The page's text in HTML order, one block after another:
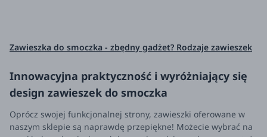
Zawieszka do smoczka - zbędny gadżet? Rodzaje zawieszek
Innowacyjna praktyczność i wyróżniający się
design zawieszek do smoczka
Oprócz swojej funkcjonalnej strony, zawieszki oferowane w
naszym sklepie są naprawdę przepiękne! Możecie wybrać na